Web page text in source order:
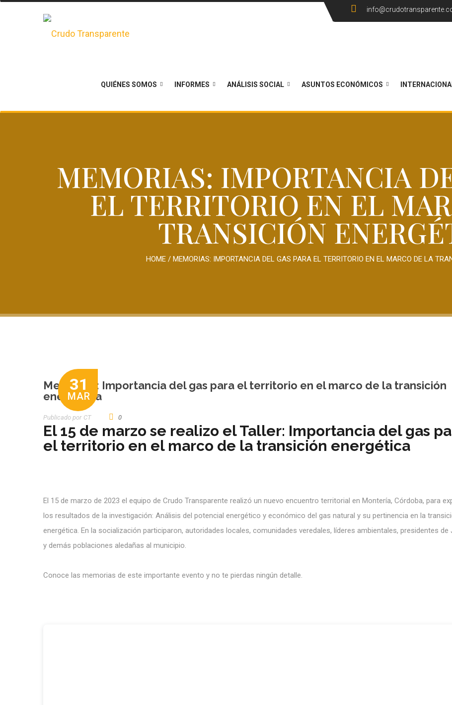
QUIÉNES SOMOS INFORMES ANÁLISIS SOCIAL ASUNTOS ECONÓMICOS
MEMORIAS: IMPORTANCIA
EL TERRITORIO EN EL
TRANSICIÓN
HOME/ MEMORIAS: IMPORTANCIA DEL GAS PARA EL TERRITORIO EN EL MARCO DE LA
31
MAR
Memorias: Importancia del gas para el territorio en el marco de la transición
energética
Publicado por CT 0
El 15 de marzo se realizo el Taller: Importancia del gas
el territorio en el marco de la transición energética
El 15 de marzo de 2023 el equipo de Crudo Transparente realizó un nuevo encuentro territorial en Montería, Córdoba, para
los resultados de la investigación: Análisis del potencial energético y económico del gas natural y su pertinencia en la
energética. En la socialización participaron, autoridades locales, comunidades veredales, líderes ambientales, presidentes de
y demás poblaciones aledañas al municipio.
Conoce las memorias de este importante evento y no te pierdas ningún detalle.